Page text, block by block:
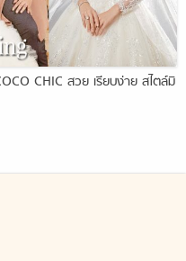
CHIC สวย เรียบง่าย สไตล์มิ